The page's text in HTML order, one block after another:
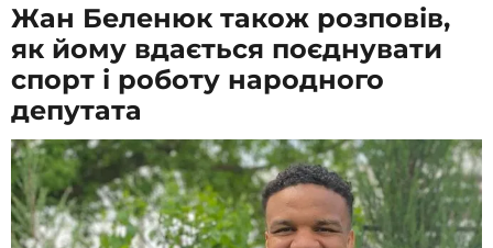
Жан Беленюк також розповів,
як йому вдається поєднувати
спорт і роботу народного
депутата